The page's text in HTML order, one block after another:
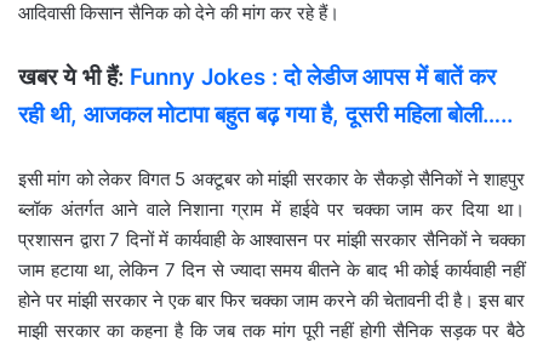
आदिवासी किसान सैनिक को देने की मांग कर रहे हैं।
खबर ये भी हैं: Funny Jokes : दो लेडीज आपस में बातें कर
रही थी, आजकल मोटापा बहुत बढ़ गया है, दूसरी महिला बोली…..
इसी मांग को लेकर विगत 5 अक्टूबर को मांझी सरकार के सैकड़ो सैनिकों ने शाहपुर
ब्लॉक अंतर्गत आने वाले निशाना ग्राम में हाईवे पर चक्का जाम कर दिया था।
प्रशासन द्वारा 7 दिनों में कार्यवाही के आश्वासन पर मांझी सरकार सैनिकों ने चक्का
जाम हटाया था, लेकिन 7 दिन से ज्यादा समय बीतने के बाद भी कोई कार्यवाही नहीं
होने पर मांझी सरकार ने एक बार फिर चक्का जाम करने की चेतावनी दी है। इस बार
माझी सरकार का कहना है कि जब तक मांग पूरी नहीं होगी सैनिक सड़क पर बैठे